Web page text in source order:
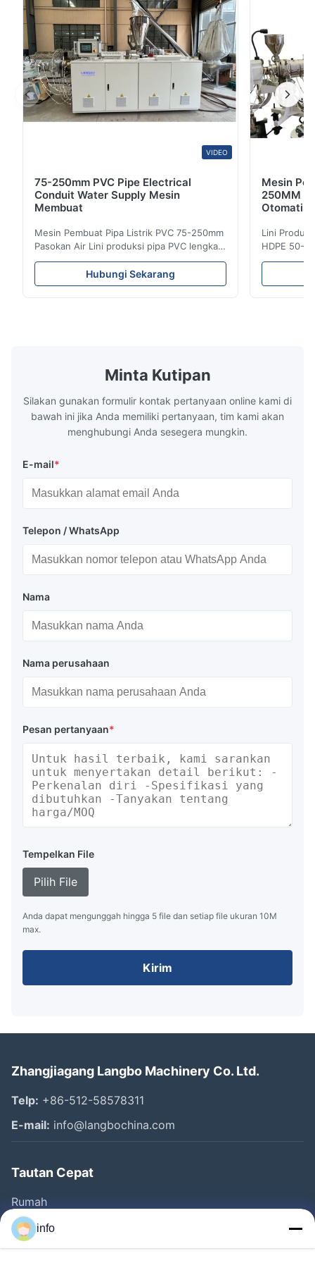
K Kerem Aydin
Jul 17.2025
The extrusion is stable, and the cutting length accuracy is high.
This machine greatly improved our efficiency in manufacturing.
VIDEO
75-250mm PVC Pipe Electrical
Conduit Water Supply Mesin
Membuat
Mesin Pembuat Pipa Listrik PVC 75-250mm
Pasokan Air Lini produksi pipa PVC lengkap
ini memproduksi pipa PVC/UPVC
berkualitas tinggi dengan diameter mulai
dari 16mm hingga 800mm. Sistem ini
Hubungi Sekarang
Mesin
250MM
Otomatis
Lini
HDPE 50-
HDPE
sistem
Minta Kutipan
Silakan gunakan formulir kontak pertanyaan online kami di
bawah ini jika Anda memiliki pertanyaan, tim kami akan
menghubungi Anda sesegera mungkin.
E-mail*
Telepon / WhatsApp
Nama
Nama perusahaan
Pesan pertanyaan*
Tempelkan File
Pilih File
Anda dapat mengunggah hingga 5 file dan setiap file ukuran 10M
max.
Kirim
Zhangjiagang Langbo Machinery Co. Ltd.
Telp: +86-512-58578311
E-mail: info@langbochina.com
Tautan Cepat
Rumah
Produk
Video
info